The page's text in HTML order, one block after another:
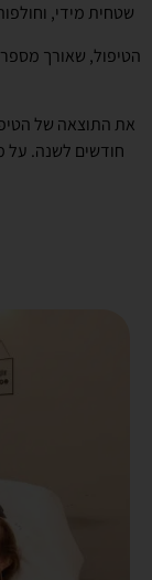
שטחית מידי,
הטיפול, שאורך מספר
את התוצאה של
חודשים לשנה. על